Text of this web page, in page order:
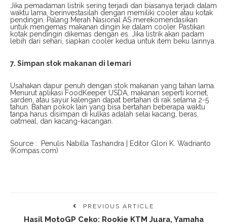
Jika pemadaman listrik sering terjadi dan biasanya terjadi dalam
waktu lama, berinvestasilah dengan memiliki cooler atau kotak
pendingin. Palang Merah Nasional AS merekomendasikan
untuk mengemas makanan dingin ke dalam cooler. Pastikan
kotak pendingin dikemas dengan es. Jika listrik akan padam
lebih dari sehari, siapkan cooler kedua untuk item beku lainnya.
7. Simpan stok makanan di lemari
Usahakan dapur penuh dengan stok makanan yang tahan lama.
Menurut aplikasi FoodKeeper USDA, makanan seperti kornet,
sarden, atau sayur kalengan dapat bertahan di rak selama 2-5
tahun. Bahan pokok lain yang bisa bertahan beberapa waktu
tanpa harus disimpan di kulkas adalah selai kacang, beras,
oatmeal, dan kacang-kacangan.
Source : Penulis Nabilla Tashandra | Editor Glori K. Wadrianto
(Kompas.com)
PREVIOUS ARTICLE
Hasil MotoGP Ceko: Rookie KTM Juara, Yamaha